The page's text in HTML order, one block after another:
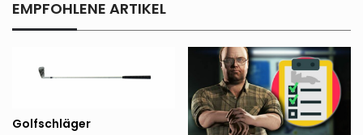
EMPFOHLENE ARTIKEL
Golfschläger